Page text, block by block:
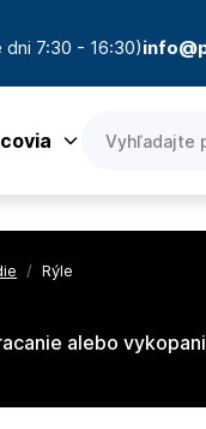
dni 7:30 - 16:30)
/ Rýle
alebo